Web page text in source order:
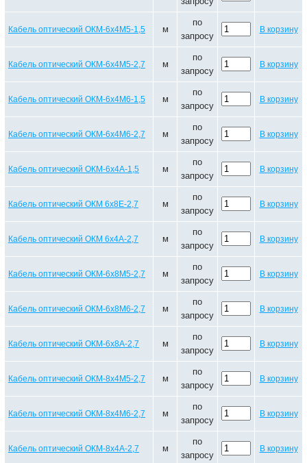
Кабель оптический ОКМ-6х4М5-1,5 м
по
запросу
В корзину
Кабель оптический ОКМ-6х4М5-2,7 м
по
запросу
В корзину
Кабель оптический ОКМ-6х4М6-1,5 м
по
запросу
В корзину
Кабель оптический ОКМ-6х4М6-2,7 м
по
запросу
В корзину
Кабель оптический ОКМ-6х4А-1,5 м
по
запросу
В корзину
Кабель оптический ОКМ 6х8Е-2,7 м
по
запросу
В корзину
Кабель оптический ОКМ 6х4А-2,7 м
по
запросу
В корзину
Кабель оптический ОКМ-6х8М5-2,7 м
по
запросу
В корзину
Кабель оптический ОКМ-6х8М6-2,7 м
по
запросу
В корзину
Кабель оптический ОКМ-6х8А-2,7 м
по
запросу
В корзину
Кабель оптический ОКМ-8х4М5-2,7 м
по
запросу
В корзину
Кабель оптический ОКМ-8х4М6-2,7 м
по
запросу
В корзину
Кабель оптический ОКМ-8х4А-2,7 м
по
запросу
В корзину